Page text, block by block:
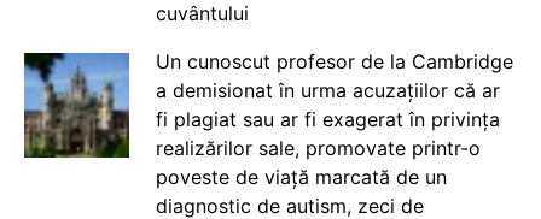
cuvântului
Un cunoscut profesor de la Cambridge
a demisionat în urma acuzațiilor că ar
fi plagiat sau ar fi exagerat în privința
realizărilor sale, promovate printr-o
poveste de viață marcată de un
diagnostic de autism, zeci de